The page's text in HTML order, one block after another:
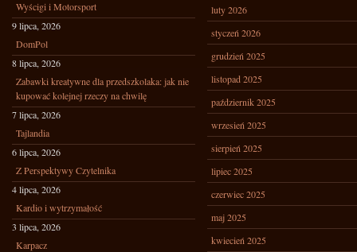
Wyścigi i Motorsport
9 lipca, 2026
DomPol
8 lipca, 2026
Zabawki kreatywne dla przedszkolaka: jak nie
kupować kolejnej rzeczy na chwilę
7 lipca, 2026
Tajlandia
6 lipca, 2026
Z Perspektywy Czytelnika
4 lipca, 2026
Kardio i wytrzymałość
3 lipca, 2026
Karpacz
luty 2026
styczeń 2026
grudzień 2025
listopad 2025
październik 2025
wrzesień 2025
sierpień 2025
lipiec 2025
czerwiec 2025
maj 2025
kwiecień 2025